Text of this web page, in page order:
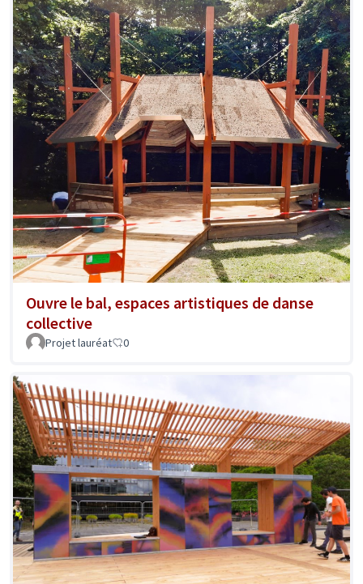
Ouvre le bal, espaces artistiques de danse
collective
Projet lauréat 0